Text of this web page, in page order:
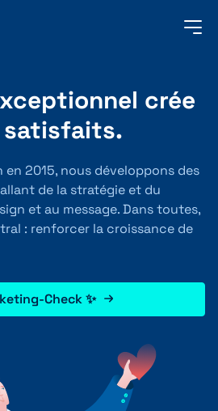
crée
2015, nous développons des
de la stratégie et du
et au message. Dans toutes,
: renforcer la croissance de
Check ✨